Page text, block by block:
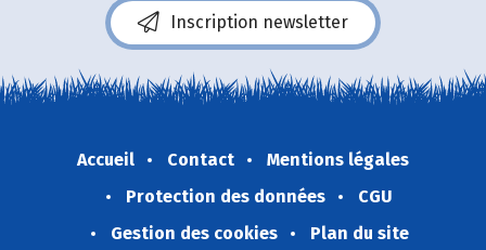
Inscription newsletter
Accueil Contact
Mentions légales
Protection des données
CGU
Gestion des cookies
Plan du site